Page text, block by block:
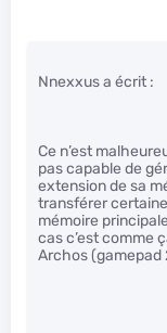
Nnexxus a écrit :
Ce n’est
pas capable de
extension de sa
transférer
mémoire
cas c’est comme
Archos (gamepad